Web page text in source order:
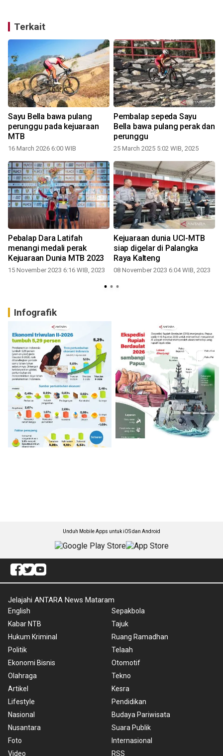
Terkait
Sayu Bella bawa pulang
perunggu pada kejuaraan
MTB
16 March 2026 6:00 WIB
Pembalap sepeda Sayu
Bella bawa pulang perak dan
perunggu
25 March 2025 5:02 WIB, 2025
Pebalap Dara Latifah
menangi medali perak
Kejuaraan Dunia MTB 2023
15 November 2023 6:16 WIB, 2023
Kejuaraan dunia UCI-MTB
siap digelar di Palangka
Raya Kalteng
08 November 2023 6:04 WIB, 2023
Infografik
Unduh Mobile Apps untuk iOS dan Android
Jelajahi ANTARA News Mataram
English
Kabar NTB
Hukum Kriminal
Politik
Ekonomi Bisnis
Olahraga
Artikel
Lifestyle
Nasional
Nusantara
Foto
Video
Sepakbola
Tajuk
Ruang Ramadhan
Telaah
Otomotif
Tekno
Kesra
Pendidikan
Budaya Pariwisata
Suara Publik
Internasional
RSS